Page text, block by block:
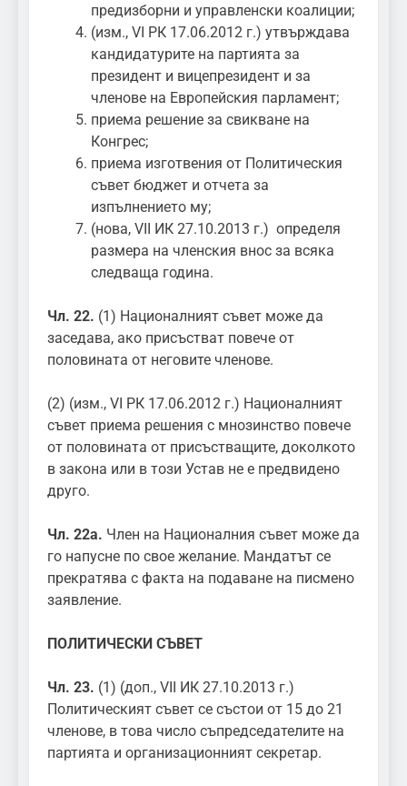
предизборни и управленски коалиции;
(изм., VI РК 17.06.2012 г.) утвърждава
кандидатурите на партията за
президент и вицепрезидент и за
членове нa Европейския парламент;
приема решение за свикване на
Конгрес;
приема изготвения от Политическия
съвет бюджет и отчета за
изпълнението му;
(нова, VII ИК 27.10.2013 г.) определя
размера на членския внос за всяка
следваща година.
Чл. 22. (1) Националният съвет може да
заседава, ако присъстват повече от
половината от неговите членове.
(2) (изм., VI РК 17.06.2012 г.) Националният
съвет приема решения с мнозинство повече
от половината от присъстващите, доколкото
в закона или в този Устав не е предвидено
друго.
Чл. 22а. Член на Националния съвет може да
го напусне по свое желание. Мандатът се
прекратява с факта на подаване на писмено
заявление.
ПОЛИТИЧЕСКИ СЪВЕТ
Чл. 23. (1) (доп., VII ИК 27.10.2013 г.)
Политическият съвет се състои от 15 до 21
членове, в това число съпредседателите на
партията и организационният секретар.